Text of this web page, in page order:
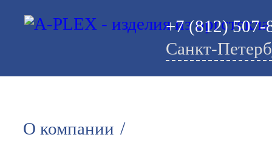
+7 (812) 507-
Санкт-
О компании /